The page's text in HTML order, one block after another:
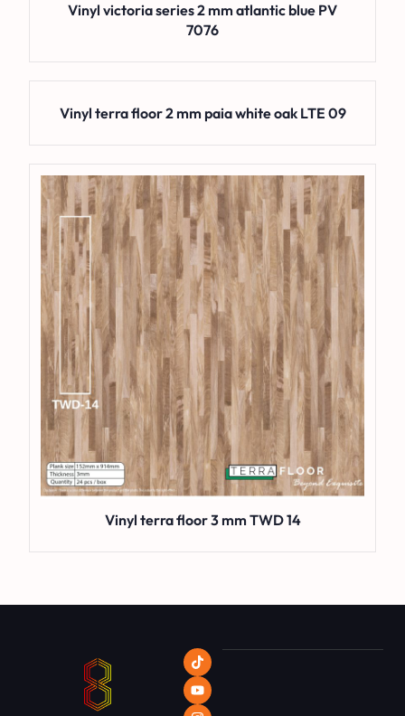
Vinyl victoria series 2 mm atlantic blue PV
7076
Vinyl terra floor 2 mm paia white oak LTE 09
Vinyl terra floor 3 mm TWD 14